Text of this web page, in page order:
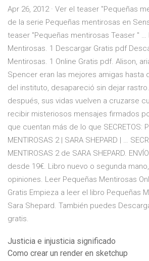
Apr 26, 2012 · Ver el teaser "Pequeñas
de la serie Pequeñas mentirosas en
teaser "Pequeñas mentirosas Teaser " …
Mentirosas. 1 Descargar Gratis pdf
Mentirosas. 1 Online Gratis pdf. Alison,
Spencer eran las mejores amigas hasta
del instituto, desapareció sin dejar
después, sus vidas vuelven a cruzarse
recibir misteriosos mensajes firmados
que cuentan más de lo que SECRETOS:
MENTIROSAS 2 | SARA SHEPARD | …
MENTIROSAS 2 de SARA SHEPARD.
desde 19€. Libro nuevo o segunda
opiniones. Leer Pequeñas Mentirosas
Gratis Empieza a leer el libro Pequeñas
Sara Shepard. También puedes
gratis.
Justicia e injusticia significado
Como crear un render en sketchup